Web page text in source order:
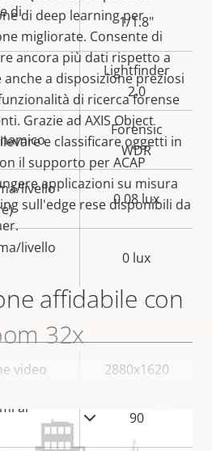
di deep learning per
migliorate. Consente di
ancora più dati rispetto a
a disposizione preziosi
di ricerca forense
Grazie ad AXIS Object
e classificare oggetti in
il supporto per ACAP
applicazioni su misura
sull'edge rese disponibili da
affidabile con
32x
DI PIÙ
di
1/1.8"
Lightfinder
2.0
Forensic
WDR
livello
0.08 lux
livello
0 lux
Valore
video 2880x1620
al
90